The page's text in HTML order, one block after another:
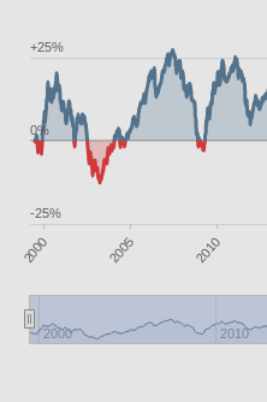
2000 2005 2010
2000 2010
0%
-25%
+25%